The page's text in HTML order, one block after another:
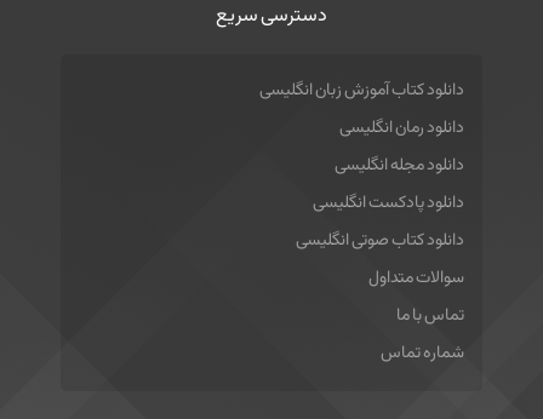
دسترسی سریع
دانلود کتاب آموزش زبان انگلیسی
دانلود رمان انگلیسی
دانلود مجله انگلیسی
دانلود پادکست انگلیسی
دانلود کتاب صوتی انگلیسی
سوالات متداول
تماس با ما
شماره تماس